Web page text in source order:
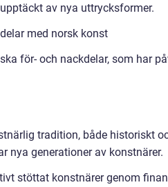
av nya uttrycksformer.
med norsk konst
för- och nackdelar, som har
tradition, både historiskt
nya generationer av konstnärer.
stöttat konstnärer genom